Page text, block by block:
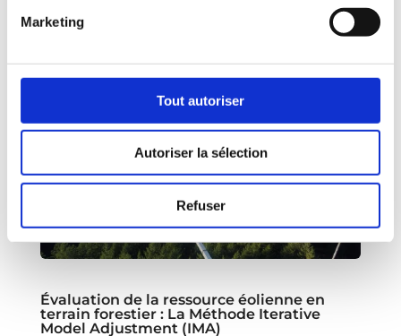
Marketing
Tout autoriser
Autoriser la sélection
Refuser
complexe et le couvert forestier entrent en
jeu. Cette...
Évaluation de la ressource éolienne en
terrain forestier : La Méthode Iterative
Model Adjustment (IMA)